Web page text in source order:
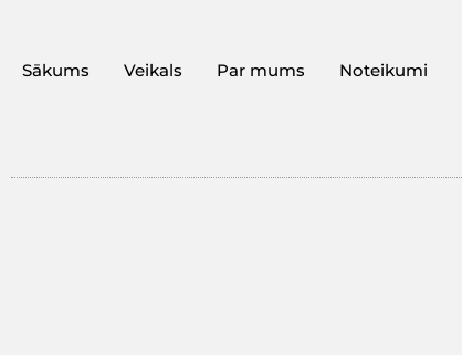
Sākums Veikals Par mums Noteikumi